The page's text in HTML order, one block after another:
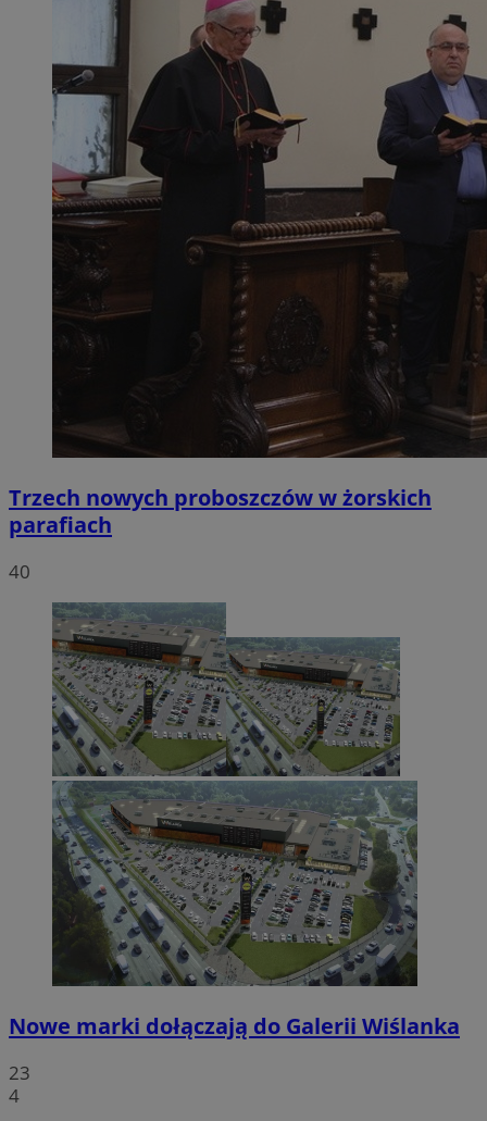
Trzech nowych proboszczów w żorskich
parafiach
40
Nowe marki dołączają do Galerii Wiślanka
23
4